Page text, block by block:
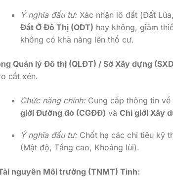
Ý nghĩa đầu tư:Xác nhận lô đất (Đất
Đất Ở Đô Thị (ODT) hay không, giảm
không có khả năng lên thổ cư.
Quản lý Đô thị (QLĐT) / Sở Xây dựng
cắt xén.
Chức năng chính:Cung cấp thông tin về
giới Đường đỏ (CGĐĐ) và Chỉ giới Xây
Ý nghĩa đầu tư:Chốt hạ các chỉ tiêu kỹ
(Mật độ, Tầng cao, Khoảng lùi).
nguyên Môi trường (TNMT) Tỉnh: